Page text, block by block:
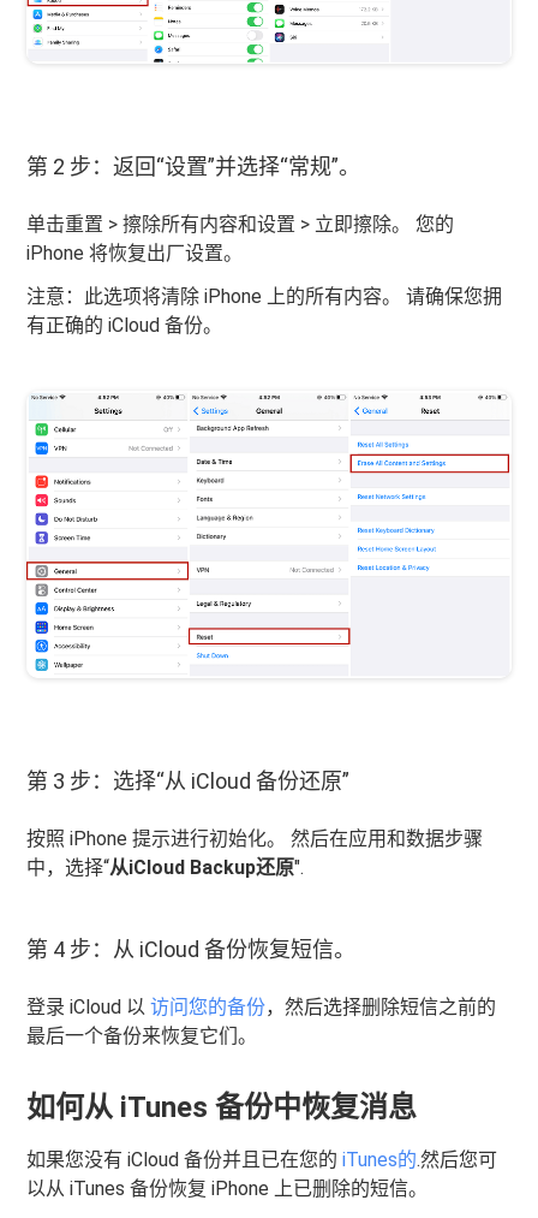
第 2 步：返回“设置”并选择“常规”。
单击重置 > 擦除所有内容和设置 > 立即擦除。 您的
iPhone 将恢复出厂设置。
注意：此选项将清除 iPhone 上的所有内容。 请确保您拥
有正确的 iCloud 备份。
第 3 步：选择“从 iCloud 备份还原”
按照 iPhone 提示进行初始化。 然后在应用和数据步骤
中，选择“从iCloud Backup还原".
第 4 步：从 iCloud 备份恢复短信。
登录 iCloud 以访问您的备份，然后选择删除短信之前的
最后一个备份来恢复它们。
如何从 iTunes 备份中恢复消息
如果您没有 iCloud 备份并且已在您的iTunes的.然后您可
以从 iTunes 备份恢复 iPhone 上已删除的短信。